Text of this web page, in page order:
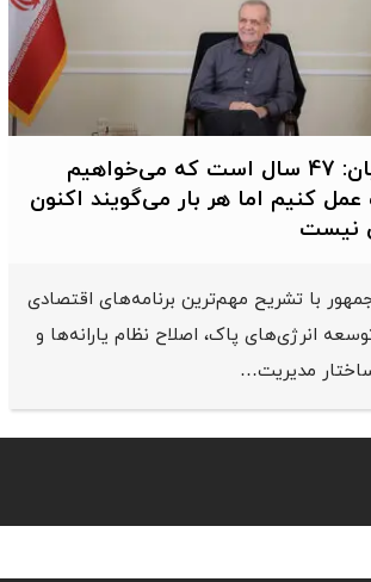
پزشکیان: 47 سال است که می‌خواهیم
کنیم اما هر بار می‌گویند اکنون
نیست
با تشریح مهم‌ترین برنامه‌های اقتصادی
انرژی‌های پاک، اصلاح نظام یارانه‌ها و
مدیریت…